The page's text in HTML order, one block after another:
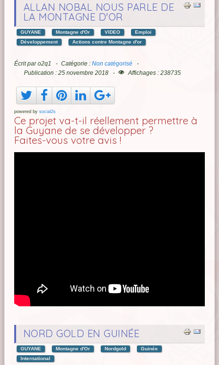
ALLAN NOBAL NOUS PARLE DE
LA MONTAGNE D'OR
GUYANE Montagne d'Or VIDEO
Emploi
Développement
Actions contre Montagne d'or
Écrit paro2q1 Catégorie : Non catégorisé
Publication : 25 novembre 2018
Affichages : 238735
powered by social2s
Ce projet va-t-il réellement permettre à
la Guyane de se développer ?
Faites-vous votre avis !
NORD GOLD EN GUINÉE
GUYANE Montagne d'Or Nordgold
Guinée
International